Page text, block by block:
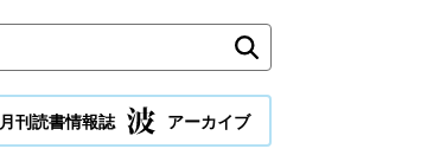
月刊読書情報誌 アーカイブ